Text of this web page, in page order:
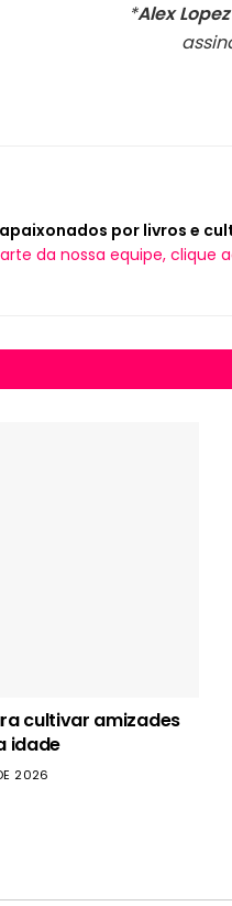
*Alex
por livros e
da nossa equipe, clique
cultivar amizades
idade
2026